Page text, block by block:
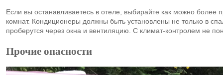
Если вы останавливаетесь в отеле, выбирайте как можно более
комнат. Кондиционеры должны быть установлены не только в
проберутся через окна и вентиляцию. С климат-контролем не
Прочие опасности